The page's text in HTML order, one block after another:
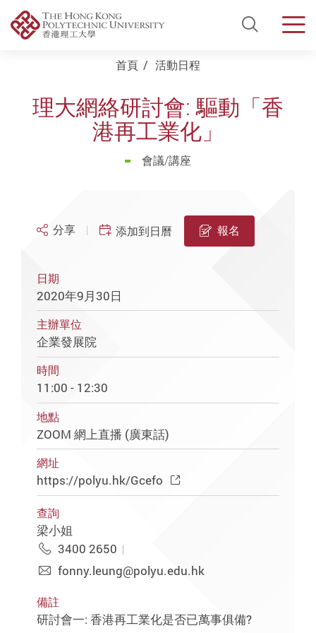
Open
首頁 活動日程
理大網絡研討會: 驅動「香
港再工業化」
會議/講座
分享 添加到日曆 報名
日期
2020年9月30日
主辦單位
企業發展院
時間
11:00 - 12:30
地點
ZOOM 網上直播 (廣東話)
網址
https://polyu.hk/Gcefo
查詢
梁小姐
3400 2650
fonny.leung@polyu.edu.hk
備註
研討會一: 香港再工業化是否已萬事俱備?